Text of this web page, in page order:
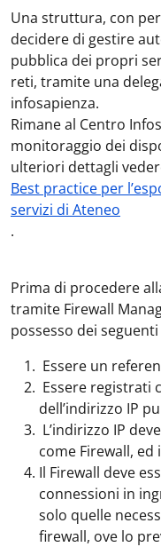
Una struttura, con
decidere di gestire
pubblica dei propri
reti, tramite una
infosapienza.
Rimane al Centro
monitoraggio dei
ulteriori dettagli
Best practice per
servizi di Ateneo
.
Prima di procedere
tramite Firewall
possesso dei
Essere un
Essere registrati
dell’indirizzo IP
L’indirizzo IP
come Firewall,
Il Firewall deve
connessioni in
solo quelle
firewall, ove lo